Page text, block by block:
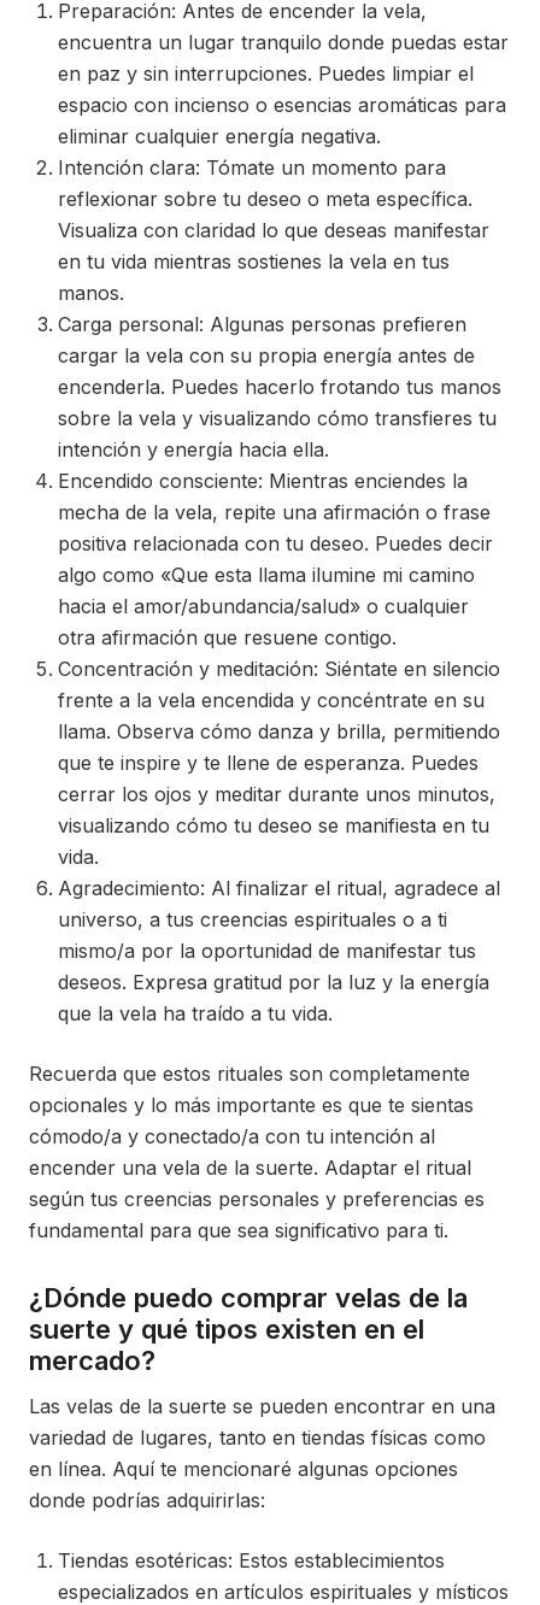
Preparación: Antes de encender la vela,
encuentra un lugar tranquilo donde puedas estar
en paz y sin interrupciones. Puedes limpiar el
espacio con incienso o esencias aromáticas para
eliminar cualquier energía negativa.
Intención clara: Tómate un momento para
reflexionar sobre tu deseo o meta específica.
Visualiza con claridad lo que deseas manifestar
en tu vida mientras sostienes la vela en tus
manos.
Carga personal: Algunas personas prefieren
cargar la vela con su propia energía antes de
encenderla. Puedes hacerlo frotando tus manos
sobre la vela y visualizando cómo transfieres tu
intención y energía hacia ella.
Encendido consciente: Mientras enciendes la
mecha de la vela, repite una afirmación o frase
positiva relacionada con tu deseo. Puedes decir
algo como «Que esta llama ilumine mi camino
hacia el amor/abundancia/salud» o cualquier
otra afirmación que resuene contigo.
Concentración y meditación: Siéntate en silencio
frente a la vela encendida y concéntrate en su
llama. Observa cómo danza y brilla, permitiendo
que te inspire y te llene de esperanza. Puedes
cerrar los ojos y meditar durante unos minutos,
visualizando cómo tu deseo se manifiesta en tu
vida.
Agradecimiento: Al finalizar el ritual, agradece al
universo, a tus creencias espirituales o a ti
mismo/a por la oportunidad de manifestar tus
deseos. Expresa gratitud por la luz y la energía
que la vela ha traído a tu vida.
Recuerda que estos rituales son completamente
opcionales y lo más importante es que te sientas
cómodo/a y conectado/a con tu intención al
encender una vela de la suerte. Adaptar el ritual
según tus creencias personales y preferencias es
fundamental para que sea significativo para ti.
¿Dónde puedo comprar velas de la
suerte y qué tipos existen en el
mercado?
Las velas de la suerte se pueden encontrar en una
variedad de lugares, tanto en tiendas físicas como
en línea. Aquí te mencionaré algunas opciones
donde podrías adquirirlas:
Tiendas esotéricas: Estos establecimientos
especializados en artículos espirituales y místicos